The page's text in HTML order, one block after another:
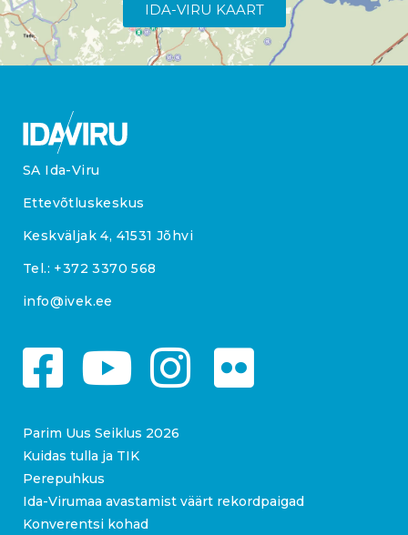
IDA-VIRU KAART
SA Ida-Viru
Ettevõtluskeskus
Keskväljak 4, 41531 Jõhvi
Tel.: +372 3370 568
info@ivek.ee
Parim Uus Seiklus 2026
Kuidas tulla ja TIK
Perepuhkus
Ida-Virumaa avastamist väärt rekordpaigad
Konverentsi kohad